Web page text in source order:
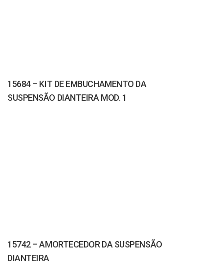
15684 – KIT DE EMBUCHAMENTO DA
SUSPENSÃO DIANTEIRA MOD. 1
15742 – AMORTECEDOR DA SUSPENSÃO
DIANTEIRA